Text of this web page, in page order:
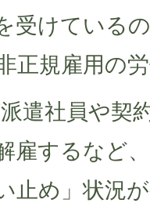
受けている
正規雇用の
遣社員や契
雇するなど
止め」状況